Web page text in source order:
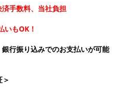
手数料、当社負担
もOK！
行振り込みでのお支払いが可能